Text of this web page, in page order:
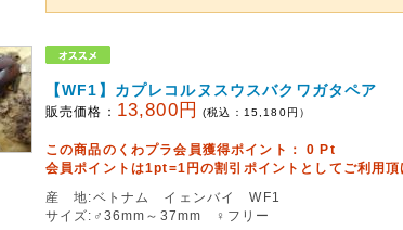
【WF1】カプレコルヌスウスバクワガタペア
販売価格： 13,800円 (税込： 15,180円）
この商品のくわプラ会員獲得ポイント：0 Pt
会員ポイントは1pt=1円の割引ポイントとしてご利用頂
産 地:ベトナム イェンバイ WF1
サイズ:♂36mm～37mm ♀フリー